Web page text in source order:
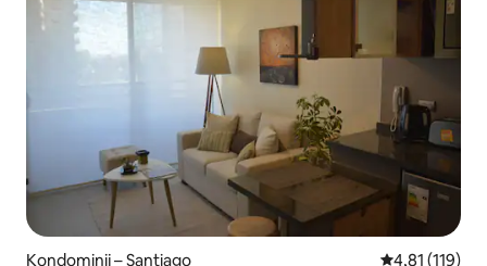
Kondominij – Santiago Prosječna
4,81 (119)